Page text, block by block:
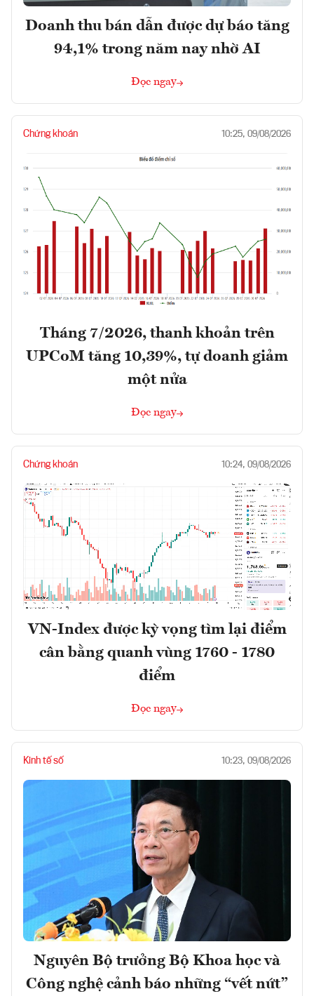
Doanh thu bán dẫn được dự báo tăng
94,1% trong năm nay nhờ AI
Đọc ngay
Chứng khoán 10:25, 09/08/2026
Tháng 7/2026, thanh khoản trên
UPCoM tăng 10,39%, tự doanh giảm
một nửa
Đọc ngay
Chứng khoán 10:24, 09/08/2026
VN-Index được kỳ vọng tìm lại điểm
cân bằng quanh vùng 1760 - 1780
điểm
Đọc ngay
Kinh tế số 10:23, 09/08/2026
Nguyên Bộ trưởng Bộ Khoa học và
Công nghệ cảnh báo những “vết nứt”